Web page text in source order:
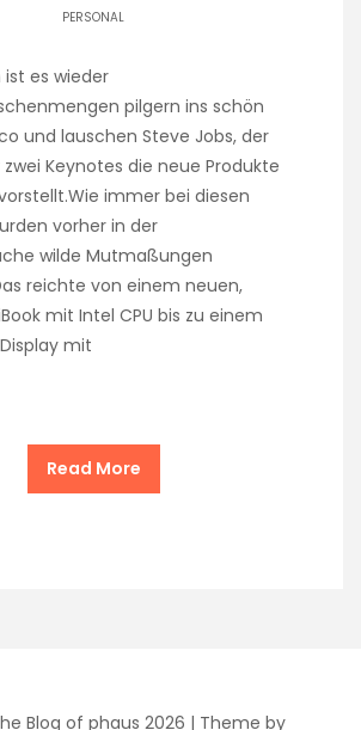
PERSONAL
es wieder
pilgern ins schön
und lauschen Steve Jobs, der
Keynotes die neue Produkte
immer bei diesen
vorher in der
wilde Mutmaßungen
reichte von einem neuen,
mit Intel CPU bis zu einem
mit
Read More
Blog of phaus 2026 | Theme by